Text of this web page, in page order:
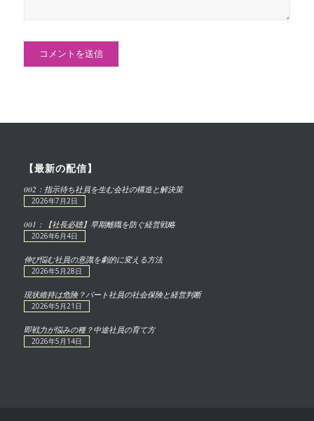
【最新の配信】
002：指示待ち社員を生む会社の構造と解決策
2026年7月2日
001：【社長必聴】早期離職を防ぐ経営戦略
2026年6月4日
伸び悩む社員の意識を劇的に変える方法
2026年5月28日
現状維持は危険？パート社員の社会保険と経営判断
2026年5月21日
即戦力が悩みの種？中途社員の育て方
2026年5月14日